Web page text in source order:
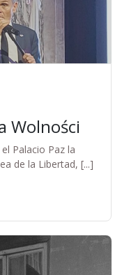
Wolności
Palacio Paz la
de la Libertad, [...]